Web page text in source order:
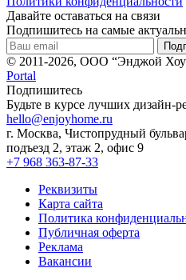
Давайте оставаться на связи
Подпишитесь на самые
© 2011-2026, ООО “Энджой
Portal
Подпишитесь
Будьте в курсе лучших дизайн-
hello@enjoyhome.ru
г. Москва, Чистопрудный
подъезд 2, этаж 2, офис 9
+7 968 363-87-33
Реквизиты
Карта сайта
Политика
Публичная оферта
Реклама
Вакансии